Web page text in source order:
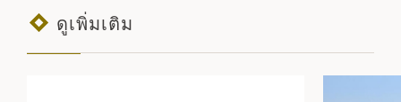
ดูเพิ่มเติม